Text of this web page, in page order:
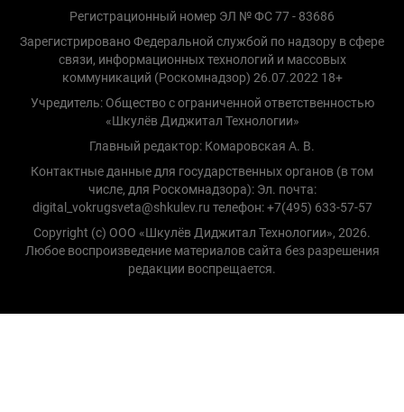
Регистрационный номер ЭЛ № ФС 77 - 83686
Зарегистрировано Федеральной службой по надзору в сфере
связи, информационных технологий и массовых
коммуникаций (Роскомнадзор) 26.07.2022 18+
Учредитель: Общество с ограниченной ответственностью
«Шкулёв Диджитал Технологии»
Главный редактор: Комаровская А. В.
Контактные данные для государственных органов (в том
числе, для Роскомнадзора): Эл. почта:
digital_vokrugsveta@shkulev.ru телефон: +7(495) 633-57-57
Copyright (с) ООО «Шкулёв Диджитал Технологии», 2026.
Любое воспроизведение материалов сайта без разрешения
редакции воспрещается.